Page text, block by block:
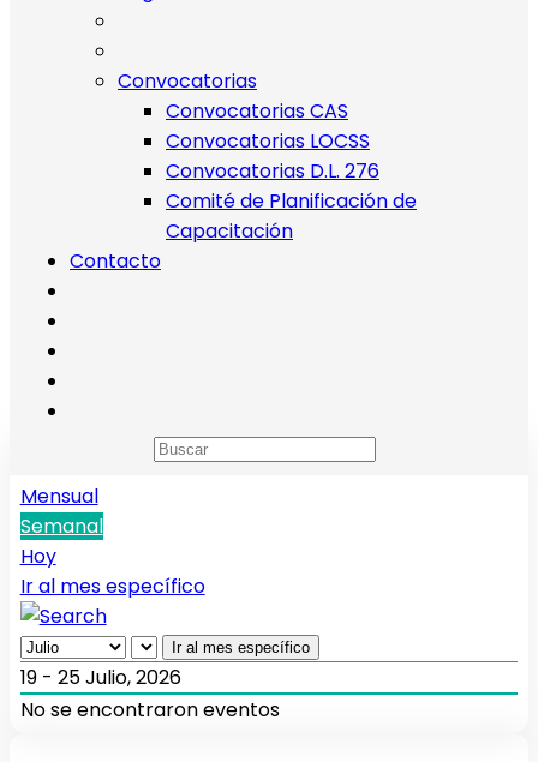
Convocatorias
Convocatorias CAS
Convocatorias LOCSS
Convocatorias D.L. 276
Comité de Planificación de
Capacitación
Contacto
Calendario de eventos
Mensual
Semanal
Hoy
Ir al mes específico
Ir al mes específico
19 - 25 Julio, 2026
No se encontraron eventos